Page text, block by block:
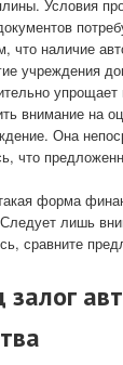
Условия
что наличие
учреждения
внимание на
Она
что
форма
лишь
сравните